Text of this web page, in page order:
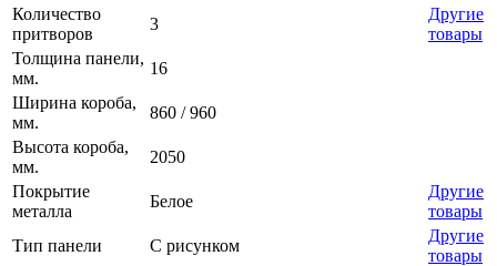
Количество
притворов
3
Другие
товары
Толщина панели,
мм.
16
Ширина короба,
мм.
860 / 960
Высота короба,
мм.
2050
Покрытие
металла
Белое
Другие
товары
Тип панели
С рисунком
Другие
товары